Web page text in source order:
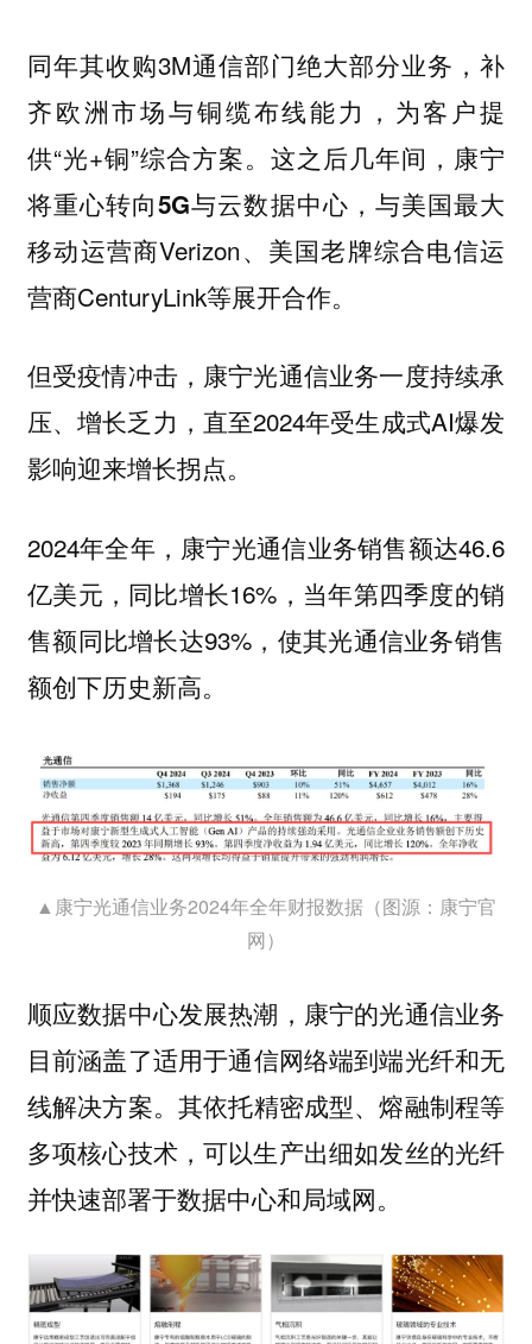
同年其收购3M通信部门绝大部分业务，补
齐欧洲市场与铜缆布线能力，为客户提
供“光+铜”综合方案。这之后几年间，康宁
将重心转向5G与云数据中心 ，与美国最大
移动运营商Verizon、美国老牌综合电信运
营商CenturyLink等展开合作。
但受疫情冲击，康宁光通信业务一度持续承
压、增长乏力，直至2024年受生成式AI爆发
影响迎来增长拐点。
2024年全年，康宁光通信业务销售额达46.6
亿美元，同比增长16%，当年第四季度的销
售额同比增长达93%，使其光通信业务销售
额创下历史新高。
▲康宁光通信业务2024年全年财报数据（图源：康宁官
网）
顺应数据中心发展热潮，康宁的光通信业务
目前涵盖了适用于通信网络端到端光纤和无
线解决方案。其依托精密成型、熔融制程等
多项核心技术，可以生产出细如发丝的光纤
并快速部署于数据中心和局域网。